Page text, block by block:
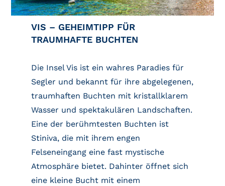
VIS – GEHEIMTIPP FÜR
TRAUMHAFTE BUCHTEN
Die Insel Vis ist ein wahres Paradies für
Segler und bekannt für ihre abgelegenen,
traumhaften Buchten mit kristallklarem
Wasser und spektakulären Landschaften.
Eine der berühmtesten Buchten ist
Stiniva, die mit ihrem engen
Felseneingang eine fast mystische
Atmosphäre bietet. Dahinter öffnet sich
eine kleine Bucht mit einem